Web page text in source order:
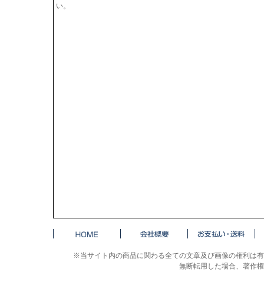
い。
※当サイト内の商品に関わる全ての文章及び画像の権利は
無断転用した場合、著作